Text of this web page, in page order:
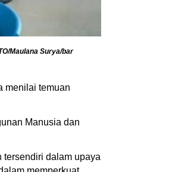
Maulana Surya/bar
menilai temuan
Manusia dan
tersendiri dalam upaya